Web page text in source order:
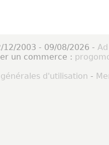
2003 - 09/08/2026 -
un commerce :
d'utilisation -